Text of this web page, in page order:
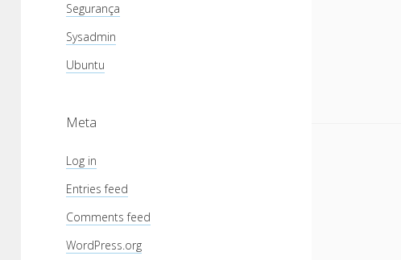
Segurança
Sysadmin
Ubuntu
Meta
Log in
Entries feed
Comments feed
WordPress.org